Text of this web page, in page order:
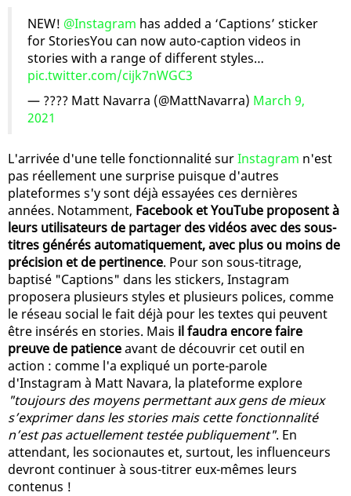
NEW! @Instagram has added a ‘Captions’ sticker
for StoriesYou can now auto-caption videos in
stories with a range of different styles…
pic.twitter.com/cijk7nWGC3
— ???? Matt Navarra (@MattNavarra) March 9,
2021
L'arrivée d'une telle fonctionnalité surInstagram n'est
pas réellement une surprise puisque d'autres
plateformes s'y sont déjà essayées ces dernières
années. Notamment, Facebook et YouTube proposent à
leurs utilisateurs de partager des vidéos avec des sous-
titres générés automatiquement, avec plus ou moins de
précision et de pertinence. Pour son sous-titrage,
baptisé "Captions" dans les stickers, Instagram
proposera plusieurs styles et plusieurs polices, comme
le réseau social le fait déjà pour les textes qui peuvent
être insérés en stories. Mais il faudra encore faire
preuve de patienceavant de découvrir cet outil en
action : comme l'a expliqué un porte-parole
d'Instagram à Matt Navara, la plateforme explore
"toujours des moyens permettant aux gens de mieux
s’exprimer dans les stories mais cette fonctionnalité
n’est pas actuellement testée publiquement". En
attendant, les socionautes et, surtout, les influenceurs
devront continuer à sous-titrer eux-mêmes leurs
contenus !